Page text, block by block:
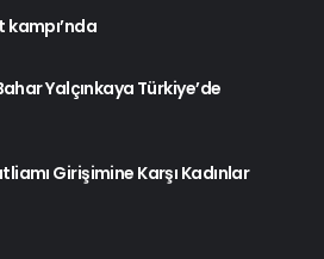
kampı’nda
Yalçınkaya Türkiye’de
Girişimine Karşı Kadınlar